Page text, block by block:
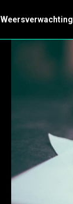
Weersverwachting